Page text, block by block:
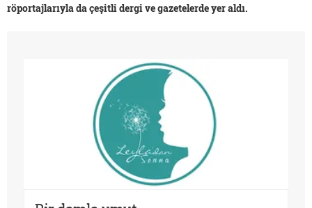
röportajlarıyla da çeşitli dergi ve gazetelerde yer aldı.